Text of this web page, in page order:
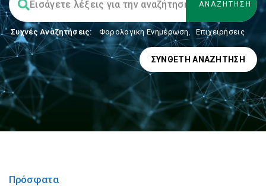
Συχνές Αναζητήσεις: Φορολογικη Ενημέρωση, Επιχειρήσεις
ΣΎΝΘΕΤΗ ΑΝΑΖΉΤΗΣΗ
Πρόσφατα